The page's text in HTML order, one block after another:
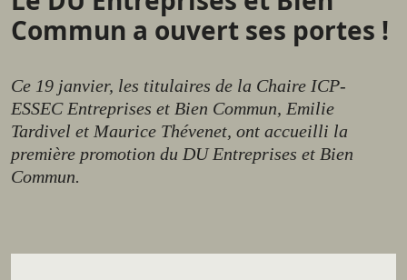
Commun a ouvert ses portes !
Ce 19 janvier, les titulaires de la Chaire ICP-
ESSEC Entreprises et Bien Commun, Emilie
Tardivel et Maurice Thévenet, ont accueilli la
première promotion du DU Entreprises et Bien
Commun.